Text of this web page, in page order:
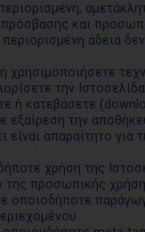
πρόσβασης και
άδεια
χρησιμοποιήσετε
την
ή κατεβάσετε
εξαίρεση την
είναι απαραίτητο για
χρήση της
της προσωπικής
οποιοδήποτε